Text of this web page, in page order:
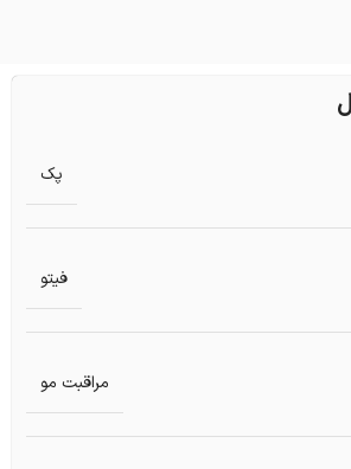
پک
فیتو
مراقبت مو